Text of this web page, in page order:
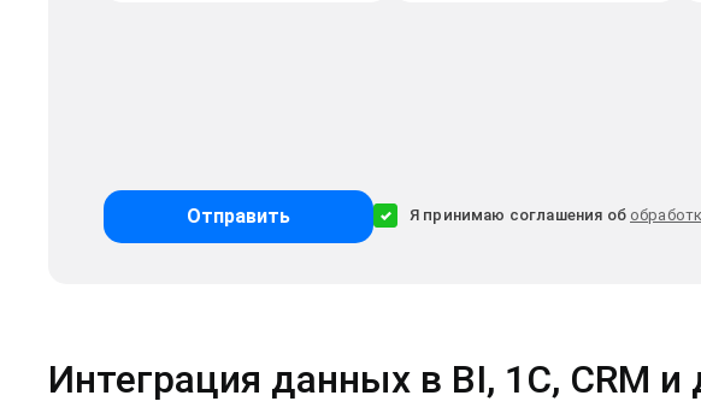
Отправить Я принимаю соглашения об
Интеграция данных в BI, 1С, CRM